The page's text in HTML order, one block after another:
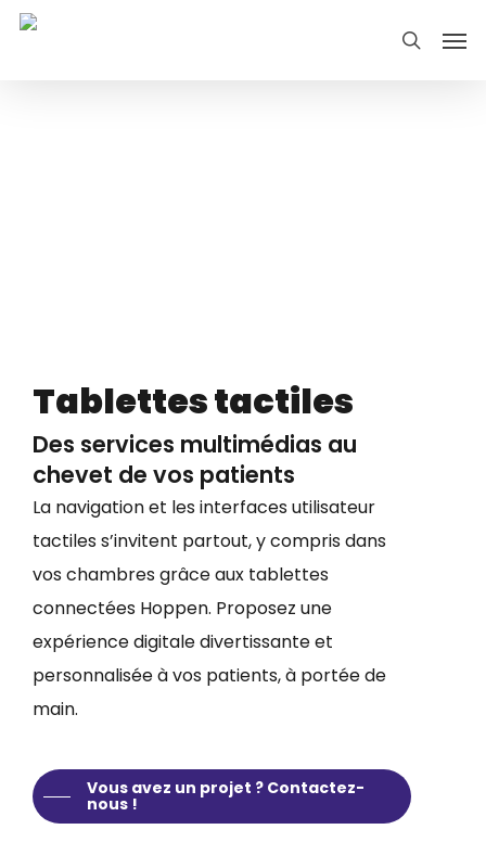
Skip
search
Tablettes tactiles
Des services multimédias au
chevet de vos patients
La navigation et les interfaces utilisateur
tactiles s’invitent partout, y compris dans
vos chambres grâce aux tablettes
connectées Hoppen. Proposez une
expérience digitale divertissante et
personnalisée à vos patients, à portée de
main.
Vous avez un projet ? Contactez-
nous !